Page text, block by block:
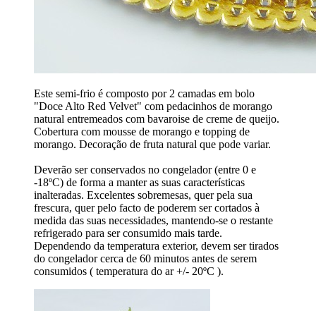
Este semi-frio é composto por 2 camadas em bolo
"Doce Alto Red Velvet" com pedacinhos de morango
natural entremeados com bavaroise de creme de queijo.
Cobertura com mousse de morango e topping de
morango. Decoração de fruta natural que pode variar.
Deverão ser conservados no congelador (entre 0 e
-18ºC) de forma a manter as suas características
inalteradas. Excelentes sobremesas, quer pela sua
frescura, quer pelo facto de poderem ser cortados à
medida das suas necessidades, mantendo-se o restante
refrigerado para ser consumido mais tarde.
Dependendo da temperatura exterior, devem ser tirados
do congelador cerca de 60 minutos antes de serem
consumidos ( temperatura do ar +/- 20ºC ).